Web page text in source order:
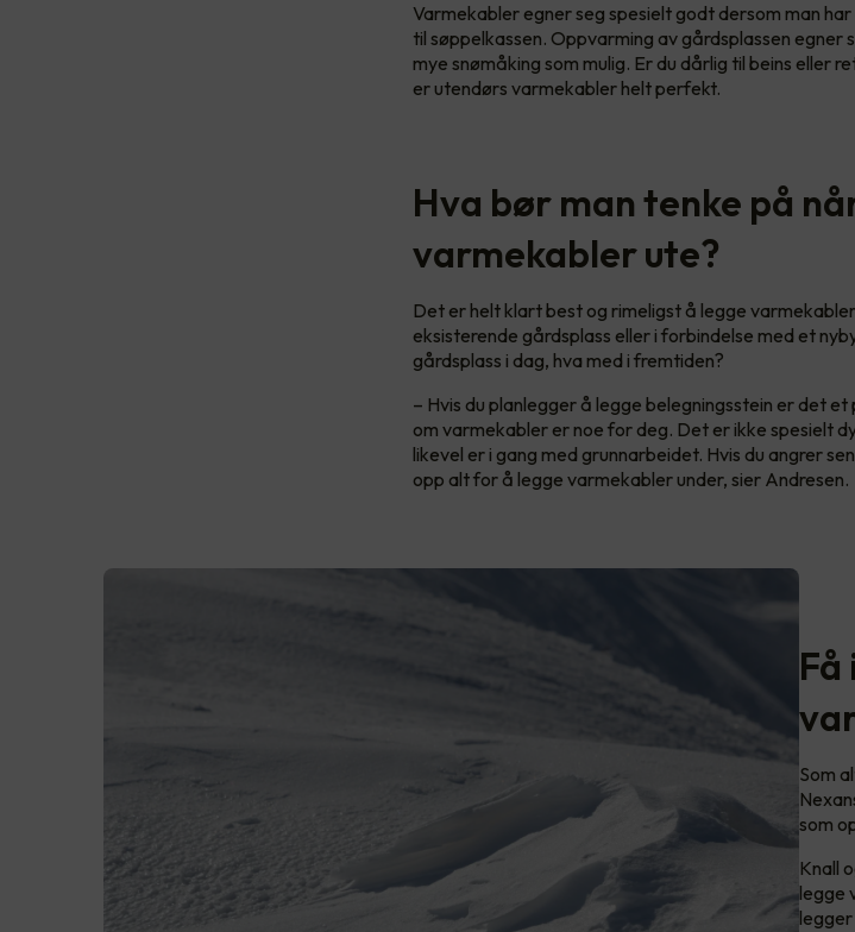
Varmekabler egner seg spesielt godt dersom man
til søppelkassen. Oppvarming av gårdsplassen egner
mye snømåking som mulig. Er du dårlig til beins eller
er utendørs varmekabler helt perfekt.
Hva bør man tenke på
varmekabler ute?
Det er helt klart best og rimeligst å legge
eksisterende gårdsplass eller i forbindelse med et
gårdsplass i dag, hva med i fremtiden?
– Hvis du planlegger å legge belegningsstein er det
om varmekabler er noe for deg. Det er ikke spesielt
likevel er i gang med grunnarbeidet. Hvis du angrer
opp alt for å legge varmekabler under, sier Andresen.
Som
som
Knall
legge